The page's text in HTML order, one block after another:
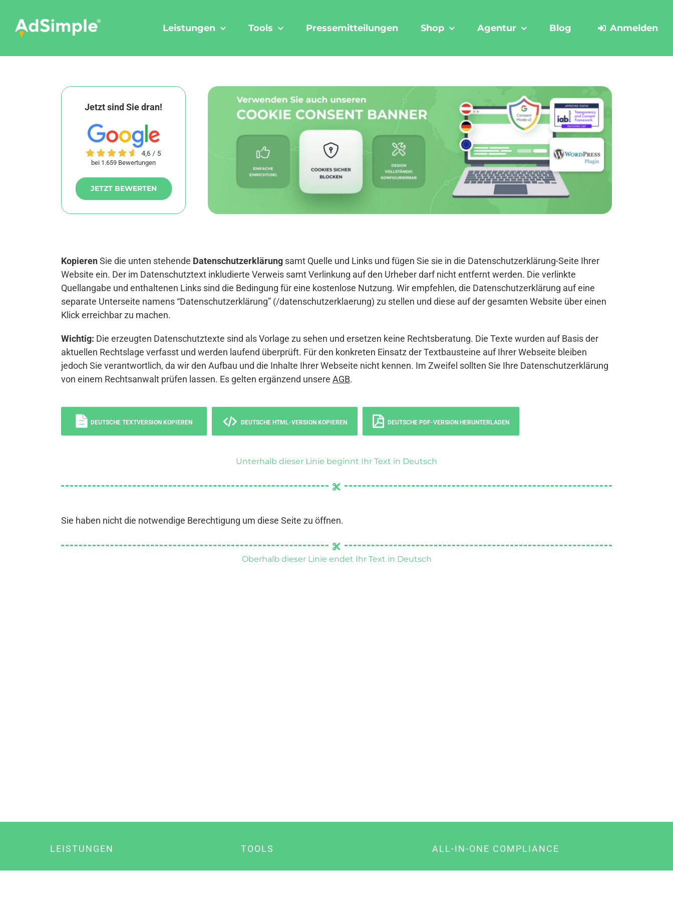
content
Leistungen Tools Pressemitteilungen Shop Agentur Blog Anmelden
Jetzt sind Sie dran!
bei 1.659 Bewertungen
JETZT BEWERTEN
KopierenSie die unten stehende Datenschutzerklärung samt Quelle und Links und fügen Sie sie in die Datenschutzerklärung-Seite Ihrer
Website ein. Der im Datenschutztext inkludierte Verweis samt Verlinkung auf den Urheber darf nicht entfernt werden. Die verlinkte
Quellangabe und enthaltenen Links sind die Bedingung für eine kostenlose Nutzung. Wir empfehlen, die Datenschutzerklärung auf eine
separate Unterseite namens “Datenschutzerklärung” (/datenschutzerklaerung) zu stellen und diese auf der gesamten Website über einen
Klick erreichbar zu machen.
Wichtig: Die erzeugten Datenschutztexte sind als Vorlage zu sehen und ersetzen keine Rechtsberatung. Die Texte wurden auf Basis der
aktuellen Rechtslage verfasst und werden laufend überprüft. Für den konkreten Einsatz der Textbausteine auf Ihrer Webseite bleiben
jedoch Sie verantwortlich, da wir den Aufbau und die Inhalte Ihrer Webseite nicht kennen. Im Zweifel sollten Sie Ihre Datenschutzerklärung
von einem Rechtsanwalt prüfen lassen. Es gelten ergänzend unsere AGB.
DEUTSCHE TEXTVERSION KOPIEREN DEUTSCHE HTML-VERSION KOPIEREN DEUTSCHE PDF-VERSION HERUNTERLADEN
Unterhalb dieser Linie beginnt Ihr Text in Deutsch
Sie haben nicht die notwendige Berechtigung um diese Seite zu öffnen.
Oberhalb dieser Linie endet Ihr Text in Deutsch
LEISTUNGEN TOOLS ALL-IN-ONE COMPLIANCE